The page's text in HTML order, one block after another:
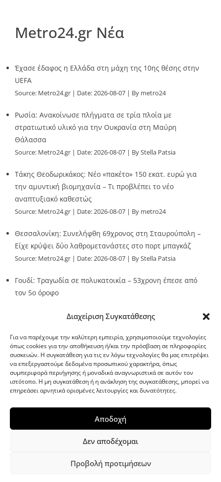
Διαχείριση Συγκατάθεσης
Για να παρέχουμε την καλύτερη εμπειρία, χρησιμοποιούμε τεχνολογίες
όπως cookies για την αποθήκευση ή/και την πρόσβαση σε πληροφορίες
συσκευών. Η συγκατάθεση για τις εν λόγω τεχνολογίες θα μας επιτρέψει
να επεξεργαστούμε δεδομένα προσωπικού χαρακτήρα, όπως
συμπεριφορά περιήγησης ή μοναδικά αναγνωριστικά σε αυτόν τον
ιστότοπο. Η μη συγκατάθεση ή η ανάκληση της συγκατάθεσης, μπορεί να
επηρεάσει αρνητικά ορισμένες λειτουργίες και δυνατότητες.
Αποδοχή
Δεν αποδέχομαι
Προβολή προτιμήσεων
Metro24.gr Νέα
Έχασε έδαφος η Ελλάδα στη μάχη της 10ης θέσης στην
UEFA
Source: Metro24.gr Date: 2026-08-07 By metro24
Ρωσία: Ανακοίνωσε πλήγματα σε τρία πλοία με
στρατιωτικό υλικό για την Ουκρανία στη Μαύρη
Θάλασσα
Source: Metro24.gr Date: 2026-08-07 By Stella Patsia
Τάκης Θεοδωρικάκος: Νέο «πακέτο» 150 εκατ. ευρώ για
την αμυντική βιομηχανία – Τι προβλέπει το νέο
αναπτυξιακό καθεστώς
Source: Metro24.gr Date: 2026-08-07 By metro24
Θεσσαλονίκη: Συνελήφθη 69χρονος στη Σταυρούπολη –
Είχε κρύψει δύο λαθρομετανάστες στο πορτ μπαγκάζ
Source: Metro24.gr Date: 2026-08-07 By Stella Patsia
Γουδί: Τραγωδία σε πολυκατοικία – 53χρονη έπεσε από
τον 5ο όροφο
G-point.gr